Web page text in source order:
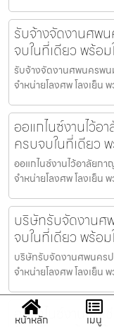
รับจ้างจัดงานศพ
จบในที่เดียว พร้อ
รับจ้างจัดงานศพนครพ
จำหน่ายโลงศพ โลงเย็น
ออแกไนซ์งานไว้
ครบจบในที่เดียว
ออแกไนซ์งานไว้อาลัยก
จำหน่ายโลงศพ โลงเย็น
บริษัทรับจัดงานศ
จบในที่เดียว พร้อ
บริษัทรับจัดงานศพนคร
จำหน่ายโลงศพ โลงเย็น
ออแกไนซ์งานศพ
หน้าหลัก เมนู